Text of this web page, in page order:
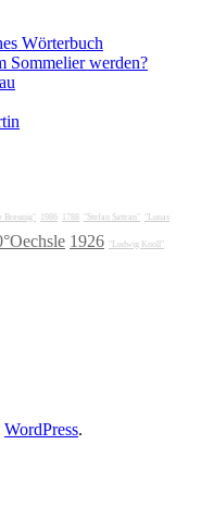
Wörterbuch
Sommelier werden?
Breunig" 1986 1788 "Stefan Sattran" "Lunas
1926 "Ludwig Knoll"
WordPress.